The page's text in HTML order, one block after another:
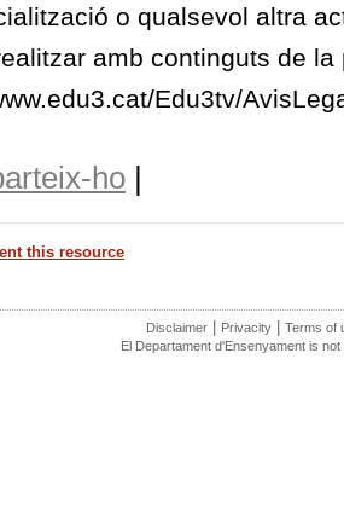
o qualsevol altra
amb continguts de
Edu3tv/
ho |
this resource
Disclaimer | Privacity | Terms of
El Departament d'Ensenyament is